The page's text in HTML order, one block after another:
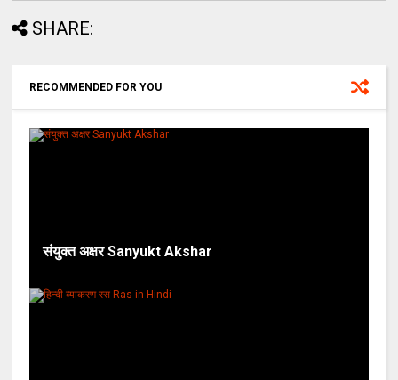
SHARE:
RECOMMENDED FOR YOU
संयुक्त अक्षर Sanyukt Akshar